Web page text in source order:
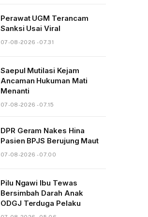
Perawat UGM Terancam
Sanksi Usai Viral
07-08-2026 - 07.31
Saepul Mutilasi Kejam
Ancaman Hukuman Mati
Menanti
07-08-2026 - 07.15
DPR Geram Nakes Hina
Pasien BPJS Berujung Maut
07-08-2026 - 07.00
Pilu Ngawi Ibu Tewas
Bersimbah Darah Anak
ODGJ Terduga Pelaku